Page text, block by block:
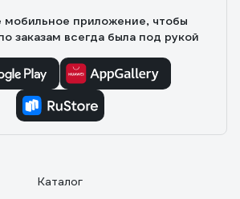
мобильное приложение, чтобы
заказам всегда была под рукой
Каталог